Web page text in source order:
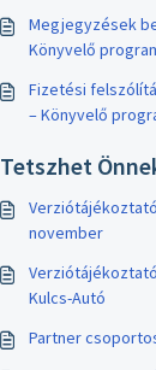
Megjegyzések
Könyvelő
Fizetési
– Könyvelő
Tetszhet
november
Kulcs-Autó
Partner